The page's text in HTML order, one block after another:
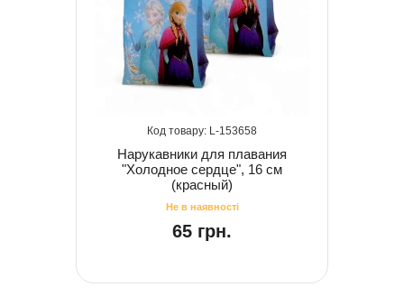
153658
Нарукавники для плавания
"Холодное сердце", 16 см
(красный)
65 грн.